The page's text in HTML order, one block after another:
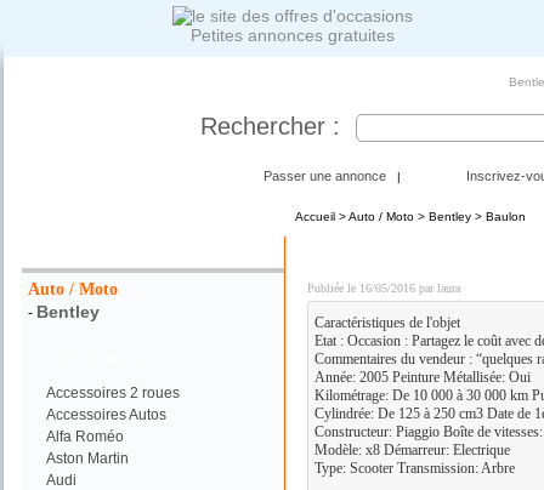
Petites annonces gratuites
Rechercher :
Passer une annonce | Inscrivez-
Auto / Moto
- Bentley
Accessoires 2 roues
Accessoires Autos
Alfa Roméo
Aston Martin
Audi
Accueil>Auto / Moto> Bentley> Baulon
Publiée le 16/05/2016 par laura
Caractéristiques de l'objet
Etat : Occasion : Partagez le coût avec
Commentaires du vendeur : “quelques
Année: 2005 Peinture Métallisée: Oui
Kilométrage: De 10 000 à 30 000 km
Cylindrée: De 125 à 250 cm3 Date de
Constructeur: Piaggio Boîte de
Modèle: x8 Démarreur: Electrique
Type: Scooter Transmission: Arbre